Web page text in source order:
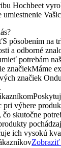
Hochbeet
umiestnenie
S pôsobením na
a odborné
potrebám
značiekMáme
značiek
pri výbere
skutočne
ich vysokú
Zobraziť